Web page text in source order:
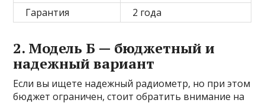
Гарантия
2 года
2. Модель Б — бюджетный и
надежный вариант
Если вы ищете надежный радиометр, но при этом
бюджет ограничен, стоит обратить внимание на